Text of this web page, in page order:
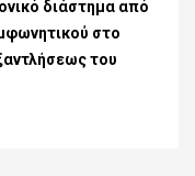
διάστημα από
στο
του